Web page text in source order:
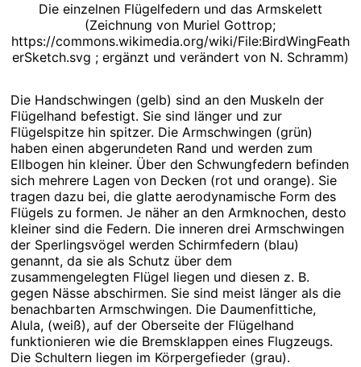
Die einzelnen Flügelfedern und das Armskelett
(Zeichnung von Muriel Gottrop;
https://commons.wikimedia.org/wiki/File:BirdWingFeath
erSketch.svg ; ergänzt und verändert von N. Schramm)
Die Handschwingen (gelb) sind an den Muskeln der
Flügelhand befestigt. Sie sind länger und zur
Flügelspitze hin spitzer. Die Armschwingen (grün)
haben einen abgerundeten Rand und werden zum
Ellbogen hin kleiner. Über den Schwungfedern befinden
sich mehrere Lagen von Decken (rot und orange). Sie
tragen dazu bei, die glatte aerodynamische Form des
Flügels zu formen. Je näher an den Armknochen, desto
kleiner sind die Federn. Die inneren drei Armschwingen
der Sperlingsvögel werden Schirmfedern (blau)
genannt, da sie als Schutz über dem
zusammengelegten Flügel liegen und diesen z. B.
gegen Nässe abschirmen. Sie sind meist länger als die
benachbarten Armschwingen. Die Daumenfittiche,
Alula, (weiß), auf der Oberseite der Flügelhand
funktionieren wie die Bremsklappen eines Flugzeugs.
Die Schultern liegen im Körpergefieder (grau).